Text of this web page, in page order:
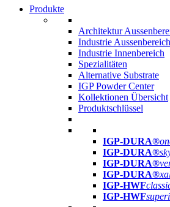
Produkte
Architektur
Industrie Aussenbereich
Industrie Innenbereich
Spezialitäten
Alternative Substrate
IGP Powder Center
Kollektionen Übersicht
Produktschlüssel
IGP-DURA®
IGP-DURA®
IGP-DURA®
IGP-DURA®
IGP-HWF
IGP-HWF